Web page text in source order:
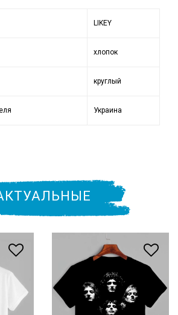
LIKEY
хлопок
круглый
Украина